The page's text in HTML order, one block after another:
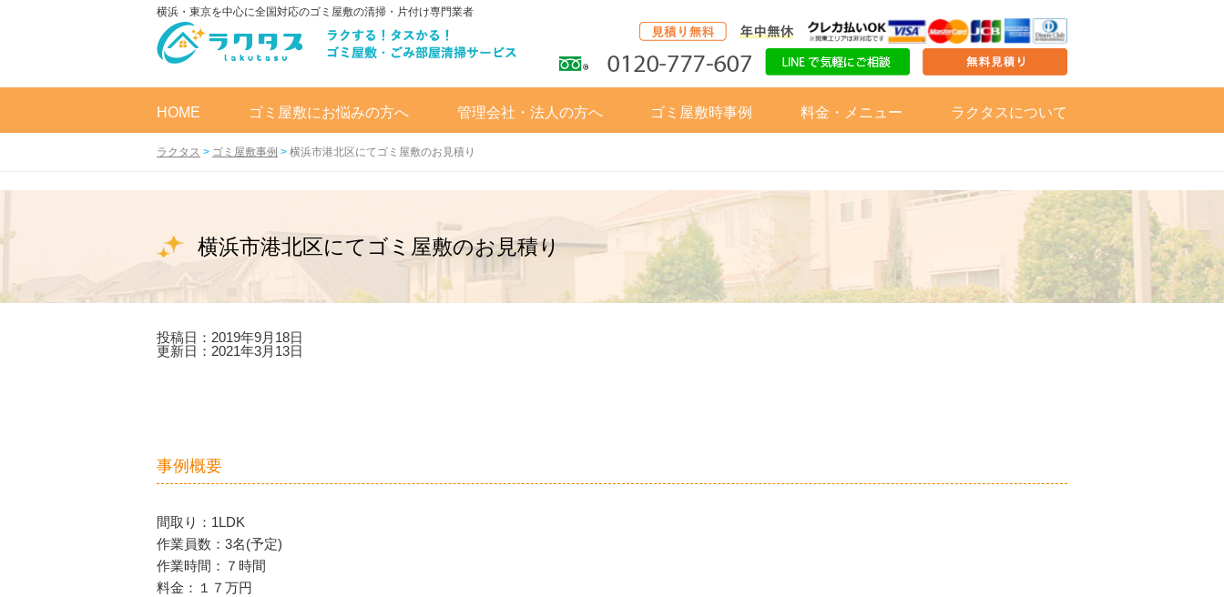
横浜・東京を中心に全国対応のゴミ屋敷の清掃・片付け専門業者
HOME ゴミ屋敷にお悩みの方へ 管理会社・法人の方へ ゴミ屋敷時事例 料金・メニュー ラクタスについて
ラクタス > ゴミ屋敷事例 > 横浜市港北区にてゴミ屋敷のお見積り
横浜市港北区にてゴミ屋敷のお見積り
投稿日：2019年9月18日
更新日：2021年3月13日
事例概要
間取り：1LDK
作業員数：3名(予定)
作業時間：７時間
料金：１７万円